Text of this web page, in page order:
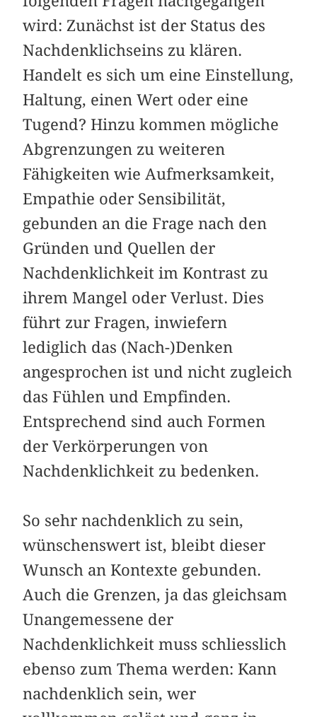
wird: Zunächst ist der Status des
Nachdenklichseins zu klären.
Handelt es sich um eine Einstellung,
Haltung, einen Wert oder eine
Tugend? Hinzu kommen mögliche
Abgrenzungen zu weiteren
Fähigkeiten wie Aufmerksamkeit,
Empathie oder Sensibilität,
gebunden an die Frage nach den
Gründen und Quellen der
Nachdenklichkeit im Kontrast zu
ihrem Mangel oder Verlust. Dies
führt zur Fragen, inwiefern
lediglich das (Nach-)Denken
angesprochen ist und nicht zugleich
das Fühlen und Empfinden.
Entsprechend sind auch Formen
der Verkörperungen von
Nachdenklichkeit zu bedenken.
So sehr nachdenklich zu sein,
wünschenswert ist, bleibt dieser
Wunsch an Kontexte gebunden.
Auch die Grenzen, ja das gleichsam
Unangemessene der
Nachdenklichkeit muss schliesslich
ebenso zum Thema werden: Kann
nachdenklich sein, wer